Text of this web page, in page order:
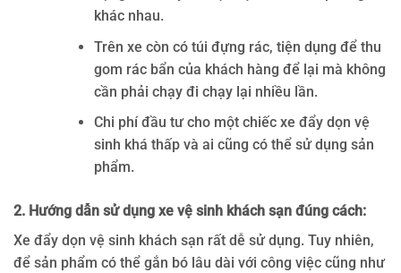
khác nhau.
Trên xe còn có túi đựng rác, tiện dụng để thu
gom rác bẩn của khách hàng để lại mà không
cần phải chạy đi chạy lại nhiều lần.
Chi phí đầu tư cho một chiếc xe đẩy dọn vệ
sinh khá thấp và ai cũng có thể sử dụng sản
phẩm.
2. Hướng dẫn sử dụng xe vệ sinh khách sạn đúng cách:
Xe đẩy dọn vệ sinh khách sạn rất dễ sử dụng. Tuy nhiên,
để sản phẩm có thể gắn bó lâu dài với công việc cũng như